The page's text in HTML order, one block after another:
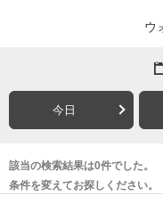
ウ
今日
該当の検索結果は0件でした。
条件を変えてお探しください。